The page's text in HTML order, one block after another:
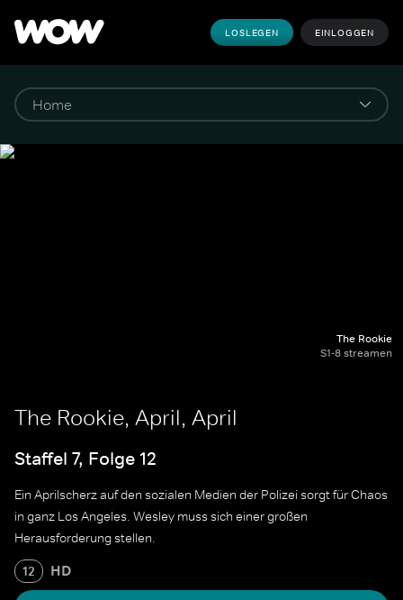
LOSLEGEN EINLOGGEN
The Rookie
S1-8 streamen
The Rookie, April, April
Staffel 7, Folge 12
Ein Aprilscherz auf den sozialen Medien der Polizei sorgt für Chaos
in ganz Los Angeles. Wesley muss sich einer großen
Herausforderung stellen.
12 HD